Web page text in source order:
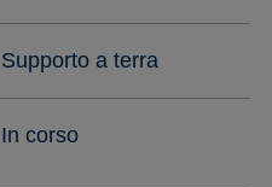
Supporto a terra
In corso